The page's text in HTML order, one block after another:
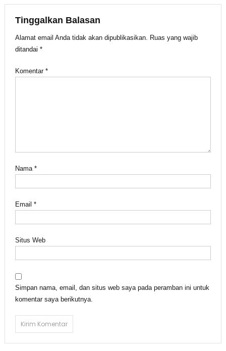
pos
Tinggalkan Balasan
Alamat email Anda tidak akan dipublikasikan. Ruas yang wajib
ditandai *
Komentar *
Nama *
Email *
Situs Web
Simpan nama, email, dan situs web saya pada peramban ini untuk
komentar saya berikutnya.